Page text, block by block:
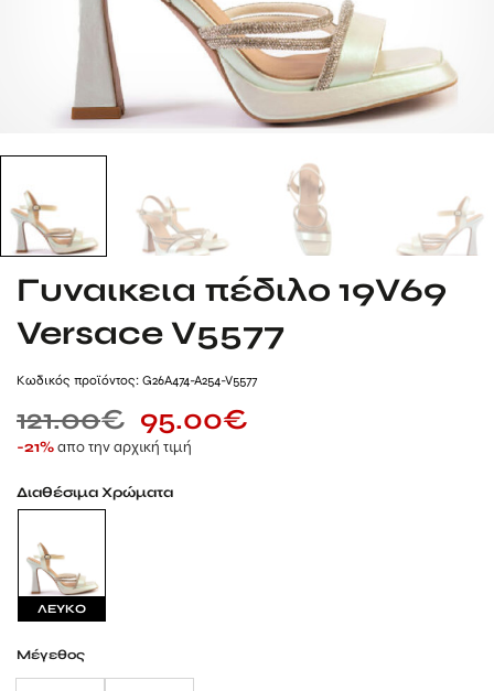
Γυναικεια πέδιλο 19V69
Versace V5577
Kωδικός προϊόντος: G26A474-A254-V5577
121.00€ 95.00€
-21%απο την αρχική τιμή
Διαθέσιμα Χρώματα
ΛΕΥΚΟ
Μέγεθος